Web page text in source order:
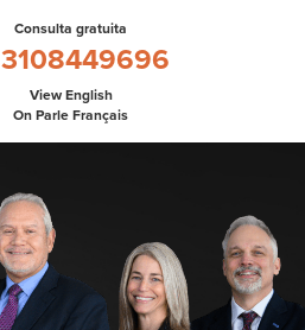
Consulta gratuita
3108449696
View English
On Parle Français